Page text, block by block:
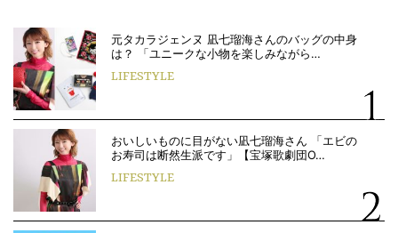
元タカラジェンヌ 凪七瑠海さんのバッグの中身
は？ 「ユニークな小物を楽しみながら…
LIFESTYLE
おいしいものに目がない凪七瑠海さん 「エビの
お寿司は断然生派です」【宝塚歌劇団O…
LIFESTYLE